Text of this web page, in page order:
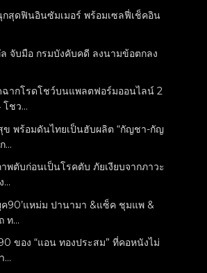
สุดฟินอินซัมเมอร์ พร้อมเซลฟี่เช็คอิน
ล จับมือ กรมบังคับคดี ลงนามข้อตกลง
ฉากโรดโชว์บนแพลตฟอร์มออนไลน์ 2
โชว...
พร้อมดันไทยเป็นฮับผลิต “กัญชา-กัญ
...
พตับก่อนเป็นโรคตับ ภัยเงียบจากภาวะ
90’แหม่ม ปานามา &แซ็ค ชุมแพ &
ท...
ของ “แอน ทองประสม” ที่คอหนังไม่
...